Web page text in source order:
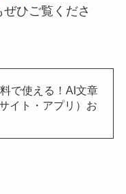
ひご覧くださ
で使える！AI文章
イト・アプリ）お